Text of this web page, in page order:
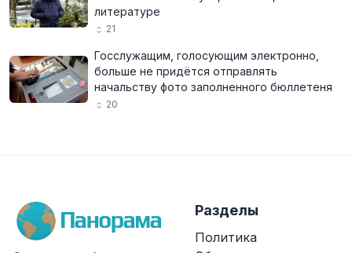
литературе
21
Госслужащим, голосующим электронно,
больше не придётся отправлять
начальству фото заполненного бюллетеня
20
Разделы
Политика